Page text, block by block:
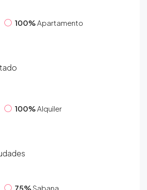
100% Apartamento
100% Alquiler
75%Sabana